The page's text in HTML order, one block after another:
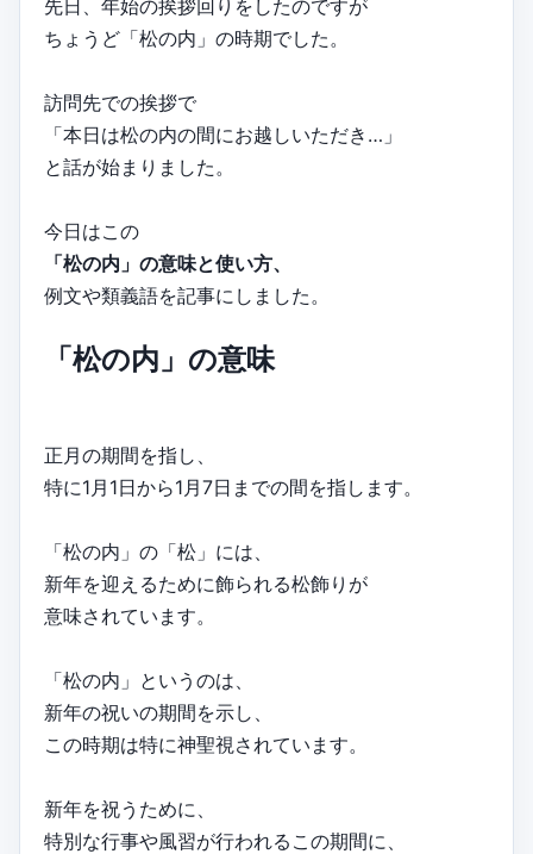
先日、年始の挨拶回りをしたのですが
ちょうど「松の内」の時期でした。
訪問先での挨拶で
「本日は松の内の間にお越しいただき…」
と話が始まりました。
今日はこの
「松の内」の意味と使い方、
例文や類義語を記事にしました。
「松の内」の意味
正月の期間を指し、
特に1月1日から1月7日までの間を指します。
「松の内」の「松」には、
新年を迎えるために飾られる松飾りが
意味されています。
「松の内」というのは、
新年の祝いの期間を示し、
この時期は特に神聖視されています。
新年を祝うために、
特別な行事や風習が行われるこの期間に、